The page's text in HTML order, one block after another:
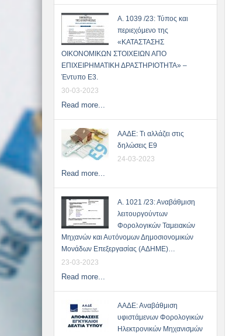
Α. 1039 /23: Τύπος και
περιεχόμενο της
«ΚΑΤΑΣΤΑΣΗΣ
ΟΙΚΟΝΟΜΙΚΩΝ ΣΤΟΙΧΕΙΩΝ ΑΠΟ
ΕΠΙΧΕΙΡΗΜΑΤΙΚΗ ΔΡΑΣΤΗΡΙΟΤΗΤΑ» –
Έντυπο Ε3.
30-03-2023
Read more...
ΑΑΔΕ: Τι αλλάζει στις
δηλώσεις Ε9
24-03-2023
Read more...
Α. 1021 /23: Αναβάθμιση
λειτουργούντων
Φορολογικών Ταμειακών
Μηχανών και Αυτόνομων Δημοσιονομικών
Μονάδων Επεξεργασίας (ΑΔΗΜΕ)…
23-03-2023
Read more...
ΑΑΔΕ: Αναβάθμιση
υφιστάμενων Φορολογικών
Ηλεκτρονικών Μηχανισμών